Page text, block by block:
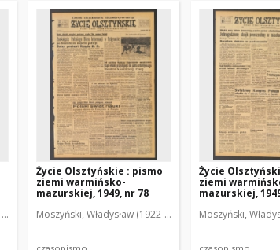
(1902-1971). Red. Osiecki, Andrzej. Red.
Red. Mroczkowski, Włodzimierz (1902-1971). Red.
Życie Olsztyńskie : pismo
ziemi warmińsko-
mazurskiej, 1949, nr 78
Moszyński, Władysław (1922-2001). Red. Mroczkowski,
Życie
ziemi
mazurskiej,
Moszyński,